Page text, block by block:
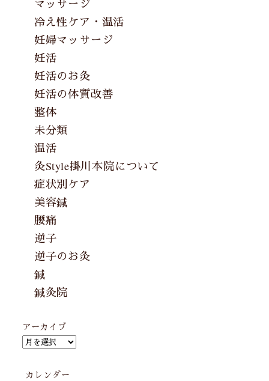
マッサージ
冷え性ケア・温活
妊婦マッサージ
妊活
妊活のお灸
妊活の体質改善
整体
未分類
温活
灸Style掛川本院について
症状別ケア
美容鍼
腰痛
逆子
逆子のお灸
鍼
鍼灸院
アーカイブ
カレンダー